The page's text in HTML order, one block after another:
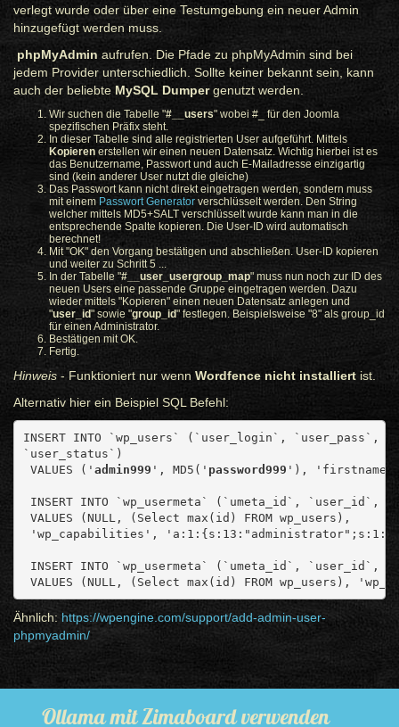
verlegt wurde oder über eine Testumgebung ein neuer Admin
hinzugefügt werden muss.
phpMyAdmin aufrufen. Die Pfade zu phpMyAdmin sind bei
jedem Provider unterschiedlich. Sollte keiner bekannt sein, kann
auch der beliebte MySQL Dumpergenutzt werden.
Wir suchen die Tabelle "#__users" wobei #_ für den Joomla
spezifischen Präfix steht.
In dieser Tabelle sind alle registrierten User aufgeführt. Mittels
Kopieren erstellen wir einen neuen Datensatz. Wichtig hierbei ist es
das Benutzername, Passwort und auch E-Mailadresse einzigartig
sind (kein anderer User nutzt die gleiche)
Das Passwort kann nicht direkt eingetragen werden, sondern muss
mit einem Passwort Generator verschlüsselt werden. Den String
welcher mittels MD5+SALT verschlüsselt wurde kann man in die
entsprechende Spalte kopieren. Die User-ID wird automatisch
berechnet!
Mit "OK" den Vorgang bestätigen und abschließen. User-ID kopieren
und weiter zu Schritt 5 ...
In der Tabelle "#__user_usergroup_map" muss nun noch zur ID des
neuen Users eine passende Gruppe eingetragen werden. Dazu
wieder mittels "Kopieren" einen neuen Datensatz anlegen und
"user_id" sowie "group_id" festlegen. Beispielsweise "8" als group_id
für einen Administrator.
Bestätigen mit OK.
Fertig.
Hinweis - Funktioniert nur wenn Wordfence nicht installiert ist.
Alternativ hier ein Beispiel SQL Befehl:
INSERT INTO `wp_users` (`user_login`, `user_pass`,
`user_status`)
VALUES (' admin999 ', MD5(' password999 '), 'firstname
INSERT INTO `wp_usermeta` (`umeta_id`, `user_id`,
VALUES (NULL, (Select max(id) FROM wp_users),
'wp_capabilities',
INSERT INTO `wp_usermeta` (`umeta_id`, `user_id`,
VALUES (NULL, (Select max(id) FROM wp_users),
Ähnlich: https://wpengine.com/support/add-admin-user-
phpmyadmin/
Ollama mit Zimaboard verwenden